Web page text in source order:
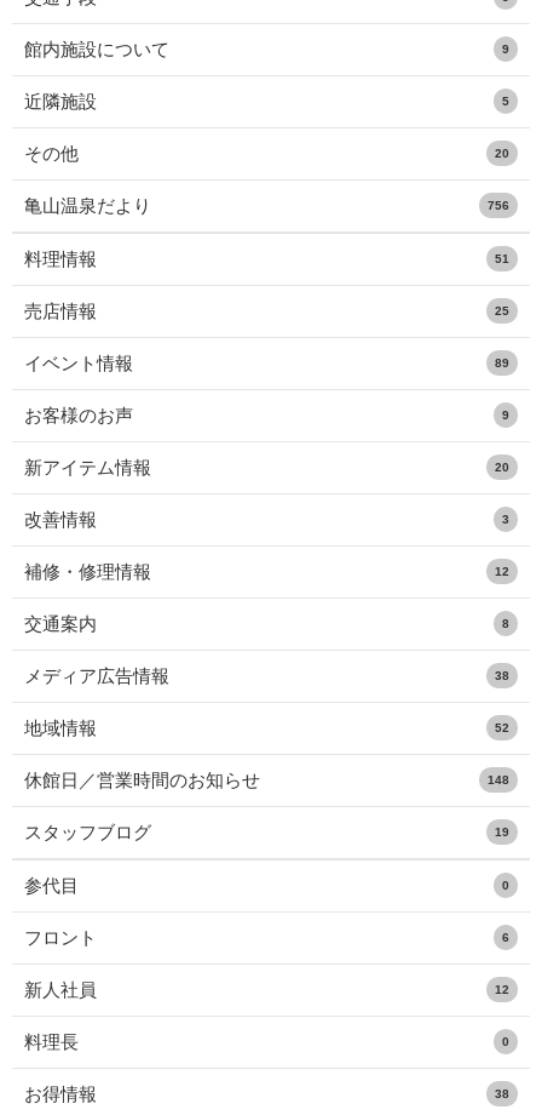
館内施設について 9
近隣施設 5
その他 20
亀山温泉だより 756
料理情報 51
売店情報 25
イベント情報 89
お客様のお声 9
新アイテム情報 20
改善情報 3
補修・修理情報 12
交通案内 8
メディア広告情報 38
地域情報 52
休館日／営業時間のお知らせ 148
スタッフブログ 19
参代目 0
フロント 6
新人社員 12
料理長 0
お得情報 38